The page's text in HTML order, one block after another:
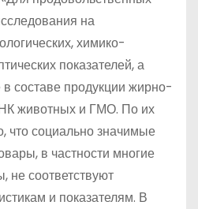
на
химико-
показателей, а
составе продукции жирно-
животных и ГМО. По их
что социально значимые
в частности многие
не соответствуют
и показателям. В